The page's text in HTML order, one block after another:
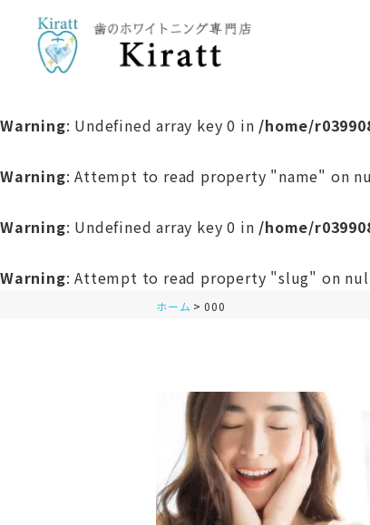
Warning: Undefined array key 0 in /home/
Warning: Attempt to read property "name" on
Warning: Undefined array key 0 in /home/
Warning: Attempt to read property "slug" on
ホーム 000